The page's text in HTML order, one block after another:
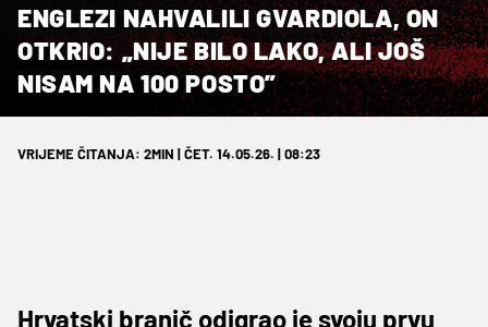
ENGLEZI NAHVALILI GVARDIOLA, ON
OTKRIO: „NIJE BILO LAKO, ALI JOŠ
NISAM NA 100 POSTO”
VRIJEME ČITANJA: 2MIN | ČET. 14.05.26. | 08:23
Hrvatski branič odigrao je svoju prvu